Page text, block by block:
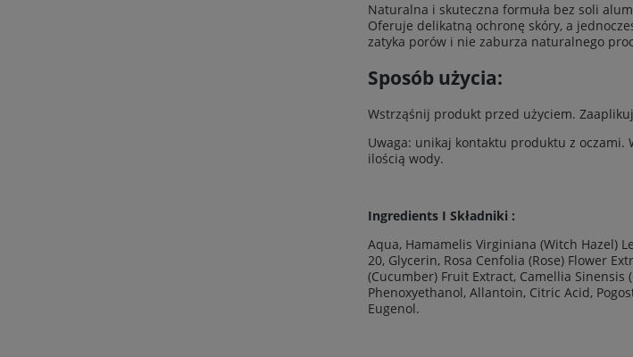
Naturalna i skuteczna formuła bez soli
Oferuje delikatną ochronę skóry, a
zatyka porów i nie zaburza naturalnego
Sposób użycia:
Wstrząśnij produkt przed użyciem.
Uwaga: unikaj kontaktu produktu z
ilością wody.
Ingredients I Składniki :
Aqua, Hamamelis Virginiana (Witch Hazel)
20, Glycerin, Rosa Cenfolia (Rose) Flower
(Cucumber) Fruit Extract, Camellia
Phenoxyethanol, Allantoin, Citric Acid,
Eugenol.